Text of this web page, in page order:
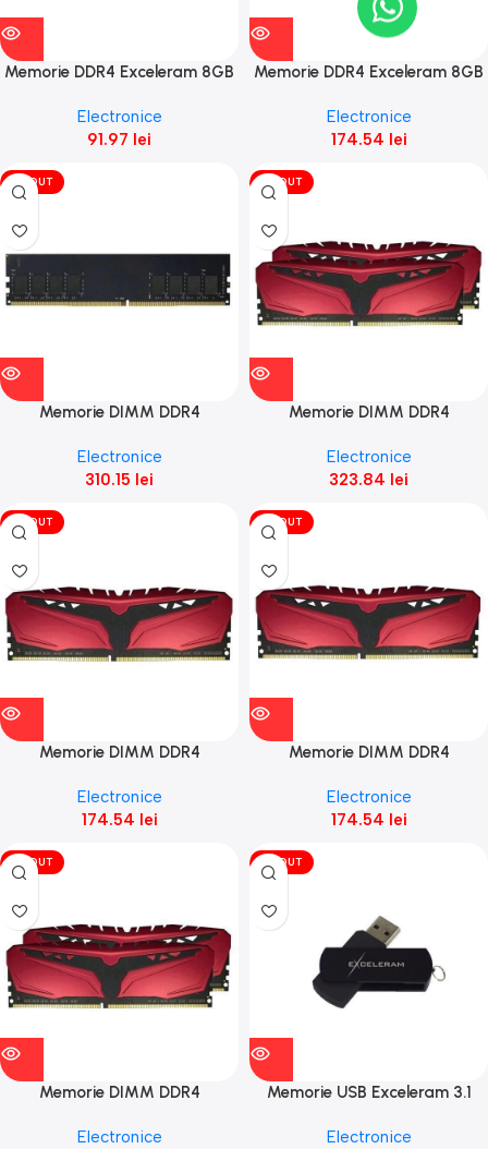
Memorie DDR4 Exceleram 8GB
Electronice
91.97 lei
Memorie DDR4 Exceleram 8GB
Kudos
Electronice
174.54 lei
VÎNDUT
Memorie DIMM DDR4
(1x16GB) fara radiator
Electronice
310.15 lei
VÎNDUT
Memorie DIMM DDR4
Channel (2x8GB) Phoenix cu
radiator rosu
Electronice
323.84 lei
VÎNDUT
Memorie DIMM DDR4
(1x4GB) Phoenix cu radiator
rosu
Electronice
174.54 lei
VÎNDUT
Memorie DIMM DDR4
(1x8GB) Phoenix cu radiator
rosu
Electronice
174.54 lei
VÎNDUT
Memorie DIMM DDR4
Channel (2x4GB) Phoenix cu
Electronice
VÎNDUT
Memorie USB Exceleram 3.1
Electronice